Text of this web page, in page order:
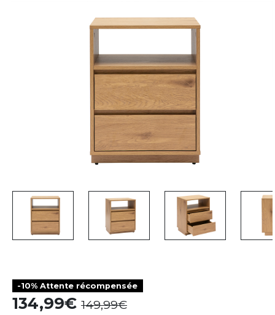
-10% Attente récompensée
134,99 149,99